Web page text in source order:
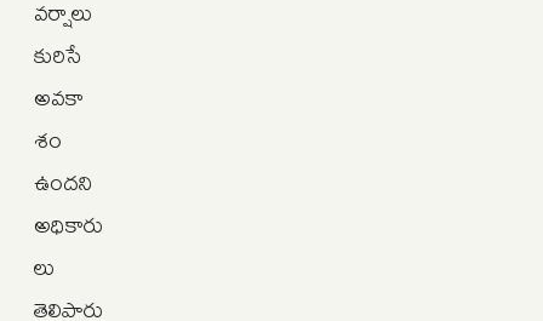
వర్షాలు
కురిసే
అవకా
శం
ఉందని
అధికారు
లు
తెలిపారు